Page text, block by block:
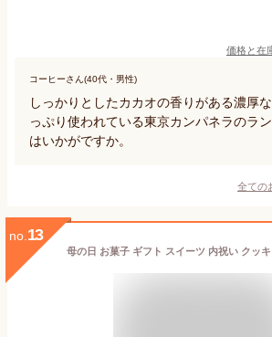
価格と在
コーヒーさん(40代・男性)
しっかりとしたカカオの香りがある濃厚
っぷり使われている東京カンパネラのラ
はいかがですか。
全ての
no. 13